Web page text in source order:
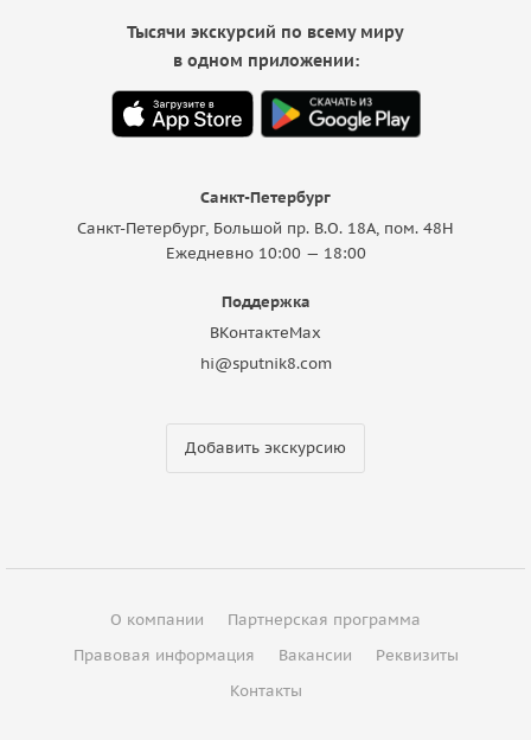
Санкт-Петербург
Санкт-Петербург, Большой пр. В.О. 18A, пом. 48Н
Ежедневно 10:00 — 18:00
Поддержка
ВКонтактеMax
hi@sputnik8.com
Добавить экскурсию
Тысячи экскурсий по всему миру
в одном приложении:
О компании
Партнерская программа
Правовая информация
Вакансии
Реквизиты
Контакты